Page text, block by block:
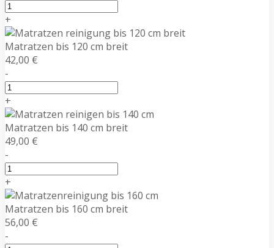
+
Matratzen bis 120 cm breit
42,00 €
-
+
Matratzen bis 140 cm breit
49,00 €
-
+
Matratzen bis 160 cm breit
56,00 €
-